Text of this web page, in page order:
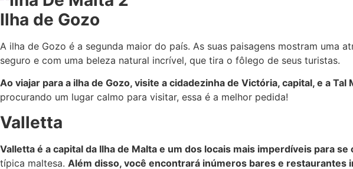
Ilha de Gozo
A ilha de Gozo é a segunda maior do país. As suas paisagens mostram uma
seguro e com uma beleza natural incrível, que tira o fôlego de seus turistas.
Ao viajar para a ilha de Gozo, visite a cidadezinha de Victória, capital, e a
procurando um lugar calmo para visitar, essa é a melhor pedida!
Valletta
Valletta é a capital da Ilha de Malta e um dos locais mais imperdíveis para se
típica maltesa. Além disso, você encontrará inúmeros bares e restaurantes